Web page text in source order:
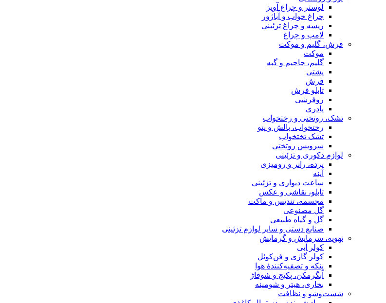
لوستر و چراغ آویز
چراغ خواب و آباژور
ریسه و چراغ تزئینی
لامپ و چراغ
فرش، گلیم و موکت
موکت
گلیم، جاجیم و گبه
پشتی
فرش
تابلو فرش
روفرشی
پادری
تشک، روتختی و رختخواب
رختخواب، بالش و پتو
تشک تختخواب
سرویس روتختی
لوازم دکوری و تزئینی
پرده، رانر و رومیزی
آینه
ساعت دیواری و تزئینی
تابلو، نقاشی و عکس
مجسمه، تندیس و ماکت
گل مصنوعی
گل و گیاه طبیعی
صنایع دستی و سایر لوازم تزئینی
تهویه، سرمایش و گرمایش
کولر آبی
کولر گازی و فن‌کوئل
پنکه و تصفیه‌کنندهٔ هوا
آبگرمکن، پکیج و شوفاژ
بخاری، هیتر و شومینه
شست‌وشو و نظافت